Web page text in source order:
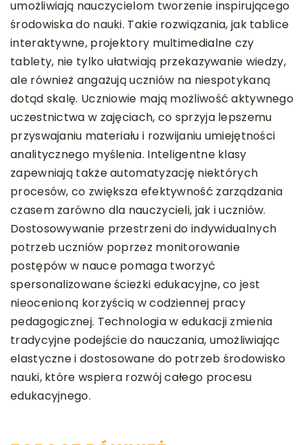
umożliwiają nauczycielom tworzenie inspirującego
środowiska do nauki. Takie rozwiązania, jak tablice
interaktywne, projektory multimedialne czy
tablety, nie tylko ułatwiają przekazywanie wiedzy,
ale również angażują uczniów na niespotykaną
dotąd skalę. Uczniowie mają możliwość aktywnego
uczestnictwa w zajęciach, co sprzyja lepszemu
przyswajaniu materiału i rozwijaniu umiejętności
analitycznego myślenia. Inteligentne klasy
zapewniają także automatyzację niektórych
procesów, co zwiększa efektywność zarządzania
czasem zarówno dla nauczycieli, jak i uczniów.
Dostosowywanie przestrzeni do indywidualnych
potrzeb uczniów poprzez monitorowanie
postępów w nauce pomaga tworzyć
spersonalizowane ścieżki edukacyjne, co jest
nieocenioną korzyścią w codziennej pracy
pedagogicznej. Technologia w edukacji zmienia
tradycyjne podejście do nauczania, umożliwiając
elastyczne i dostosowane do potrzeb środowisko
nauki, które wspiera rozwój całego procesu
edukacyjnego.